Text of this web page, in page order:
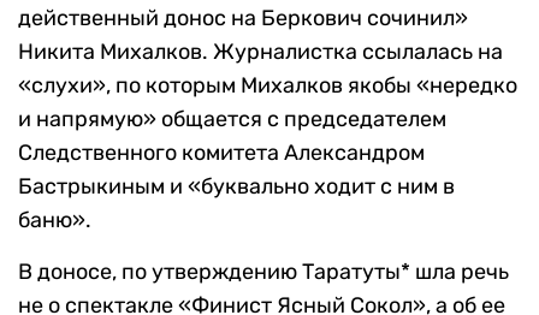
действенный донос на Беркович сочинил»
Никита Михалков. Журналистка ссылалась на
«слухи», по которым Михалков якобы «нередко
и напрямую» общается с председателем
Следственного комитета Александром
Бастрыкиным и «буквально ходит с ним в
баню».
В доносе, по утверждению Таратуты* шла речь
не о спектакле «Финист Ясный Сокол», а об ее